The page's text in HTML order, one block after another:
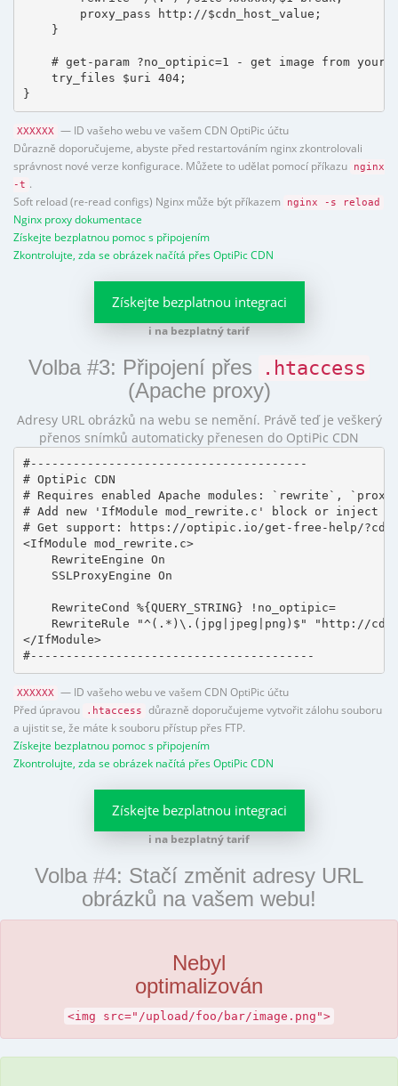
        proxy_pass http://$cdn_host_value;
    }
# get-param ?no_optipic=1 - get image from your
    try_files $uri 404;
}
XXXXXX
— ID vašeho webu ve vašem CDN OptiPic účtu
Důrazně doporučujeme, abyste před restartováním nginx zkontrolovali
správnost nové verze konfigurace. Můžete to udělat pomocí příkazu
nginx
-t .
Soft reload (re-read configs) Nginx může být příkazem
nginx -s reload
Nginx proxy dokumentace
Získejte bezplatnou pomoc s připojením
Zkontrolujte, zda se obrázek načítá přes OptiPic CDN
Získejte bezplatnou integraci
i na bezplatný tarif
Volba #3: Připojení přes .htaccess
(Apache proxy)
Adresy URL obrázků na webu se nemění. Právě teď je veškerý
přenos snímků automaticky přenesen do OptiPic CDN
#---------------------------------------
# OptiPic CDN
# Requires enabled Apache modules: `rewrite`,
# Add new 'IfModule mod_rewrite.c' block or inject
# Get support: https://optipic.io/get-free-help/
<IfModule mod_rewrite.c>
    RewriteEngine On
    SSLProxyEngine On
    RewriteCond %{QUERY_STRING} !no_optipic=
RewriteRule "^(.*)\.(jpg|jpeg|png)$" "http://
</IfModule>
#----------------------------------------
XXXXXX
— ID vašeho webu ve vašem CDN OptiPic účtu
Před úpravou
.htaccess
důrazně doporučujeme vytvořit zálohu souboru
a ujistit se, že máte k souboru přístup přes FTP.
Získejte bezplatnou pomoc s připojením
Zkontrolujte, zda se obrázek načítá přes OptiPic CDN
Získejte bezplatnou integraci
i na bezplatný tarif
Volba #4: Stačí změnit adresy URL
obrázků na vašem webu!
Nebyl
optimalizován
<img src="/upload/foo/bar/image.png">